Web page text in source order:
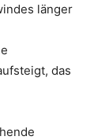
länger
das